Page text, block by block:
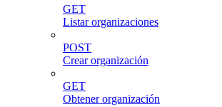
GET
Listar organizaciones
POST
Crear organización
GET
Obtener organización